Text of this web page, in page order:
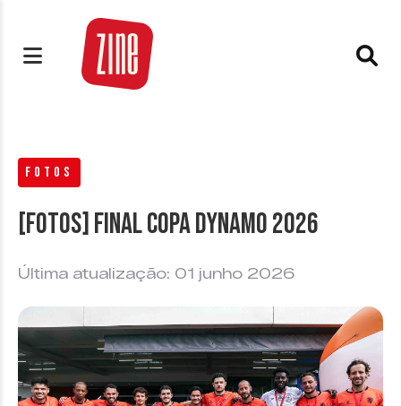
FOTOS
[FOTOS] Final Copa Dynamo 2026
Última atualização: 01 junho 2026